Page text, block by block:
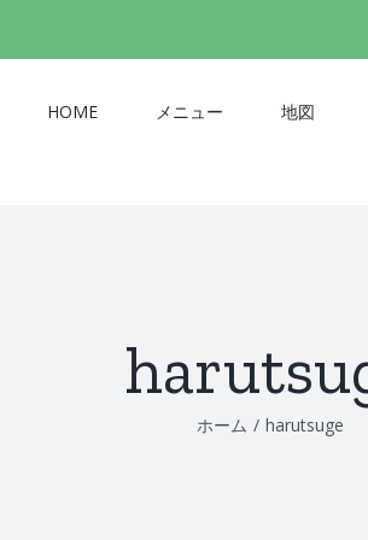
…
HOME メニュー 地図
ホーム / harutsuge